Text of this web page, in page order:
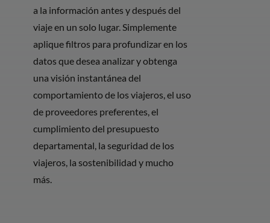
a la información antes y después del
viaje en un solo lugar. Simplemente
aplique filtros para profundizar en los
datos que desea analizar y obtenga
una visión instantánea del
comportamiento de los viajeros, el uso
de proveedores preferentes, el
cumplimiento del presupuesto
departamental, la seguridad de los
viajeros, la sostenibilidad y mucho
más.